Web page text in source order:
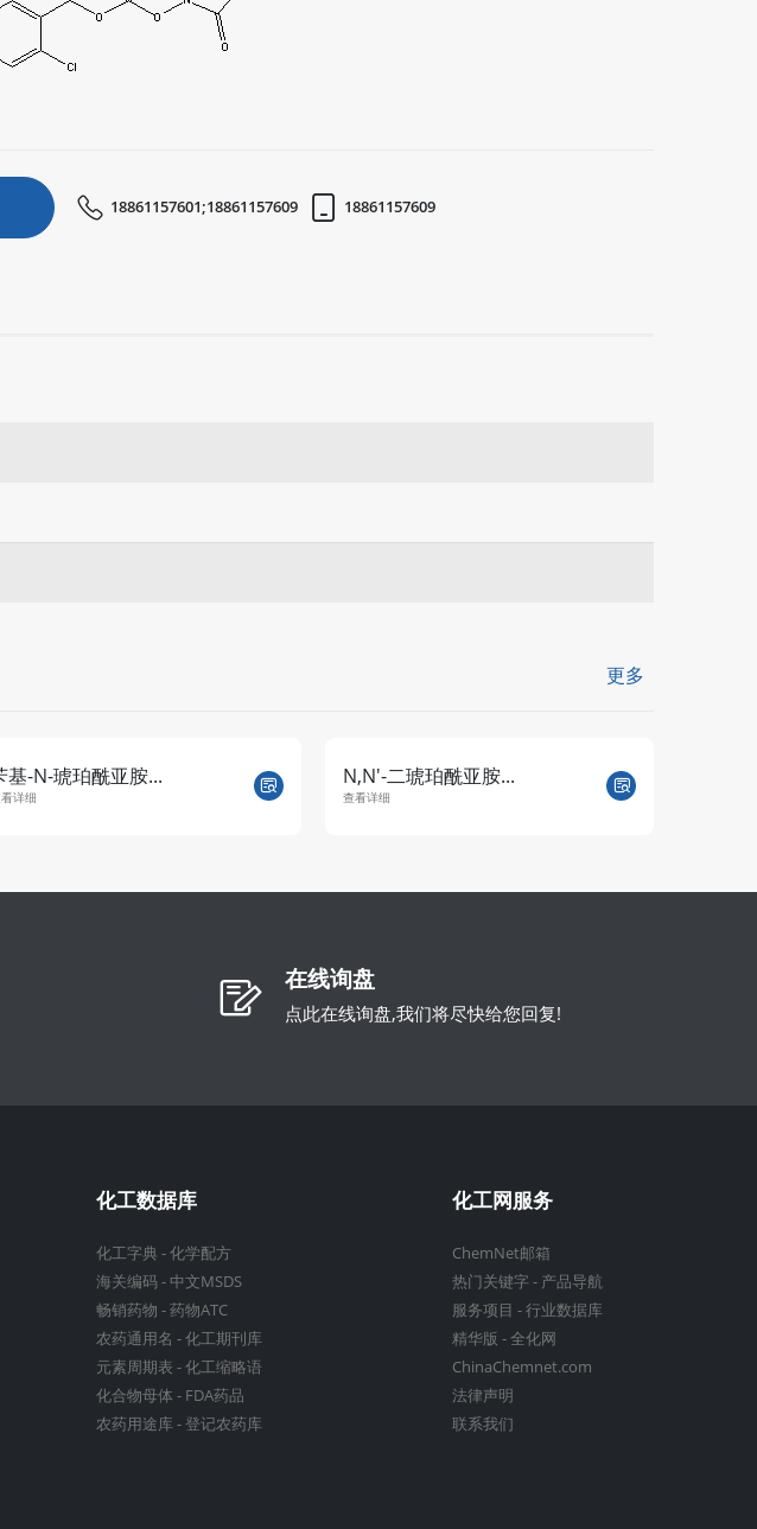
18861157601;18861157609 18861157609
更多
N,N'-二琥珀酰亚胺...
查看详细
BOC-L-苯丙氨酸
查看详细
在线询盘
点此在线询盘,我们将尽快给您回复!
化工数据库
化工字典 -化学配方
海关编码- 中文MSDS
畅销药物 -药物ATC
农药通用名 -化工期刊库
元素周期表 -化工缩略语
化合物母体 - FDA药品
农药用途库-登记农药库
化工网服务
ChemNet邮箱
热门关键字- 产品导航
服务项目 -行业数据库
精华版 -全化网
ChinaChemnet.com
法律声明
联系我们